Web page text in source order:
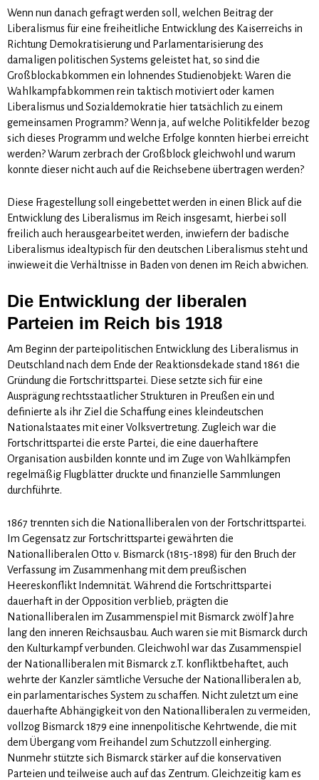
Wenn nun danach gefragt werden soll, welchen Beitrag der
Liberalismus für eine freiheitliche Entwicklung des Kaiserreichs in
Richtung Demokratisierung und Parlamentarisierung des
damaligen politischen Systems geleistet hat, so sind die
Großblockabkommen ein lohnendes Studienobjekt: Waren die
Wahlkampfabkommen rein taktisch motiviert oder kamen
Liberalismus und Sozialdemokratie hier tatsächlich zu einem
gemeinsamen Programm? Wenn ja, auf welche Politikfelder bezog
sich dieses Programm und welche Erfolge konnten hierbei erreicht
werden? Warum zerbrach der Großblock gleichwohl und warum
konnte dieser nicht auch auf die Reichsebene übertragen werden?
Diese Fragestellung soll eingebettet werden in einen Blick auf die
Entwicklung des Liberalismus im Reich insgesamt, hierbei soll
freilich auch herausgearbeitet werden, inwiefern der badische
Liberalismus idealtypisch für den deutschen Liberalismus steht und
inwieweit die Verhältnisse in Baden von denen im Reich abwichen.
Die Entwicklung der liberalen
Parteien im Reich bis 1918
Am Beginn der parteipolitischen Entwicklung des Liberalismus in
Deutschland nach dem Ende der Reaktionsdekade stand 1861 die
Gründung die Fortschrittspartei. Diese setzte sich für eine
Ausprägung rechtsstaatlicher Strukturen in Preußen ein und
definierte als ihr Ziel die Schaffung eines kleindeutschen
Nationalstaates mit einer Volksvertretung. Zugleich war die
Fortschrittspartei die erste Partei, die eine dauerhaftere
Organisation ausbilden konnte und im Zuge von Wahlkämpfen
regelmäßig Flugblätter druckte und finanzielle Sammlungen
durchführte.
1867 trennten sich die Nationalliberalen von der Fortschrittspartei.
Im Gegensatz zur Fortschrittspartei gewährten die
Nationalliberalen Otto v. Bismarck (1815-1898) für den Bruch der
Verfassung im Zusammenhang mit dem preußischen
Heereskonflikt Indemnität. Während die Fortschrittspartei
dauerhaft in der Opposition verblieb, prägten die
Nationalliberalen im Zusammenspiel mit Bismarck zwölf Jahre
lang den inneren Reichsausbau. Auch waren sie mit Bismarck durch
den Kulturkampf verbunden. Gleichwohl war das Zusammenspiel
der Nationalliberalen mit Bismarck z.T. konfliktbehaftet, auch
wehrte der Kanzler sämtliche Versuche der Nationalliberalen ab,
ein parlamentarisches System zu schaffen. Nicht zuletzt um eine
dauerhafte Abhängigkeit von den Nationalliberalen zu vermeiden,
vollzog Bismarck 1879 eine innenpolitische Kehrtwende, die mit
dem Übergang vom Freihandel zum Schutzzoll einherging.
Nunmehr stützte sich Bismarck stärker auf die konservativen
Parteien und teilweise auch auf das Zentrum. Gleichzeitig kam es